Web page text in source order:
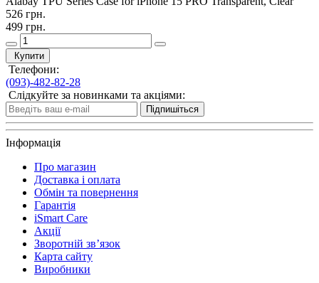
526 грн.
499 грн.
Купити
Телефони:
(093)-482-82-28
Слідкуйте за новинками та акціями:
Підпишіться
Інформація
Про магазин
Доставка і оплата
Обмін та повернення
Гарантія
iSmart Care
Акції
Зворотній зв’язок
Карта сайту
Виробники